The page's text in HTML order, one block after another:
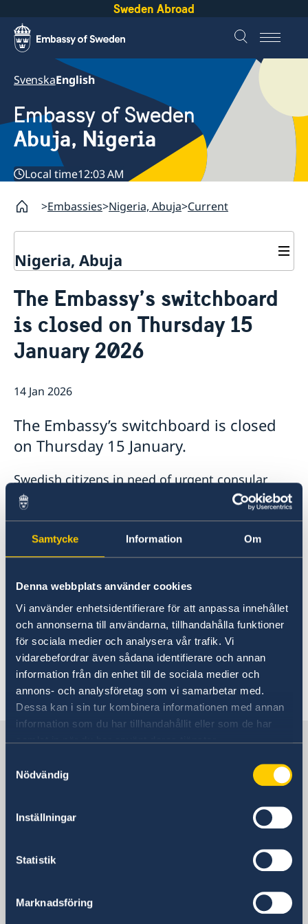
Samtycke Information Om
Denna webbplats använder cookies
Vi använder enhetsidentifierare för att anpassa innehållet
och annonserna till användarna, tillhandahålla funktioner
för sociala medier och analysera vår trafik. Vi
vidarebefordrar även sådana identifierare och annan
information från din enhet till de sociala medier och
annons- och analysföretag som vi samarbetar med.
Dessa kan i sin tur kombinera informationen med annan
information som du har tillhandahållit eller som de har
samlat in när du har använt deras tjänster.
Nödvändig
Inställningar
Statistik
Marknadsföring
Sweden Abroad
SvenskaEnglish
Embassy of Sweden
Abuja, Nigeria
Local time12:03 AM
Embassies Nigeria, Abuja Current
Nigeria, Abuja
About us
Embassy staff
GDPR
Current
Vacancies
Fees
The Embassy’s switchboard
is closed on Thursday 15
January 2026
14 Jan 2026
The Embassy’s switchboard is closed
on Thursday 15 January.
Swedish citizens in need of urgent consular
assistance may contact the Ministry for Foreign
Affairs’ Consular Emergency Service (UD-jouren)
in Stockholm by calling the Embassy’s
switchboard on +234 209 9047 302 and
calling the Consular Emergency Service directly
Regular opening hours for the switchboard
resume on Friday 16 January.
Last updated 14 Jan 2026, 11.00 AM
Sweden in Nigeria, Abuja
Visiting address
Asokoro District
Abuja
Postal address